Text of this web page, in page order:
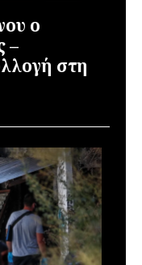
ο
–
στη